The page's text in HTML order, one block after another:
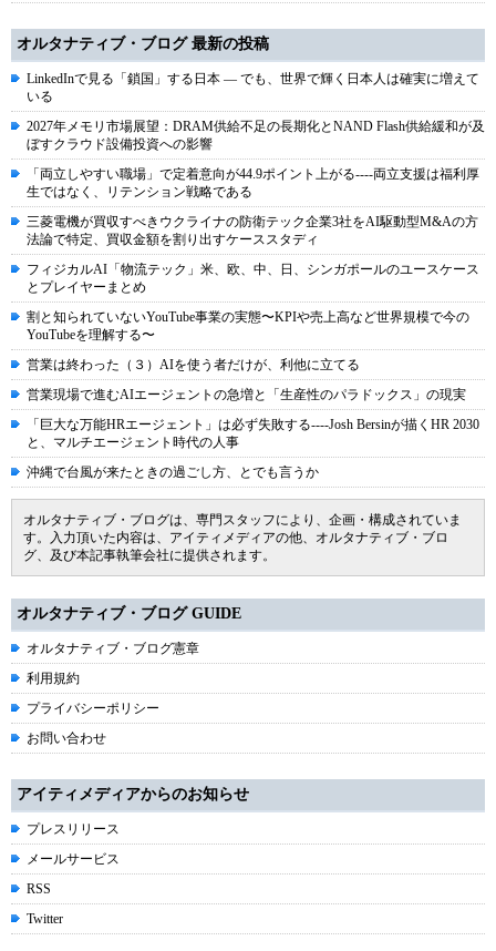
オルタナティブ・ブログ 最新の投稿
LinkedInで見る「鎖国」する日本 ― でも、世界で輝く日本人は確実に増えて
いる
2027年メモリ市場展望：DRAM供給不足の長期化とNAND Flash供給緩和が及
ぼすクラウド設備投資への影響
「両立しやすい職場」で定着意向が44.9ポイント上がる----両立支援は福利厚
生ではなく、リテンション戦略である
三菱電機が買収すべきウクライナの防衛テック企業3社をAI駆動型M&Aの方
法論で特定、買収金額を割り出すケーススタディ
フィジカルAI「物流テック」米、欧、中、日、シンガポールのユースケース
とプレイヤーまとめ
割と知られていないYouTube事業の実態〜KPIや売上高など世界規模で今の
YouTubeを理解する〜
営業は終わった（３）AIを使う者だけが、利他に立てる
営業現場で進むAIエージェントの急増と「生産性のパラドックス」の現実
「巨大な万能HRエージェント」は必ず失敗する----Josh Bersinが描くHR 2030
と、マルチエージェント時代の人事
沖縄で台風が来たときの過ごし方、とでも言うか
オルタナティブ・ブログは、専門スタッフにより、企画・構成されていま
す。入力頂いた内容は、アイティメディアの他、オルタナティブ・ブロ
グ、及び本記事執筆会社に提供されます。
オルタナティブ・ブログ GUIDE
オルタナティブ・ブログ憲章
利用規約
プライバシーポリシー
お問い合わせ
アイティメディアからのお知らせ
プレスリリース
メールサービス
RSS
Twitter